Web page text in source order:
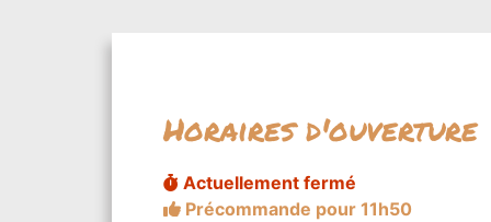
Horaires d'ouverture
Actuellement fermé
Précommande pour 11h50